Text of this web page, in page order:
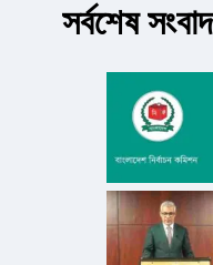
সর্বশেষ সংবাদ